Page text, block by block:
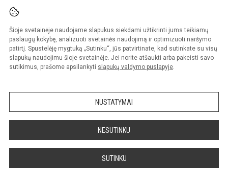
Šioje svetainėje naudojame slapukus siekdami užtikrinti jums teikiamų
paslaugų kokybę, analizuoti svetainės naudojimą ir optimizuoti naršymo
patirtį. Spustelėję mygtuką „Sutinku“, jūs patvirtinate, kad sutinkate su visų
slapukų naudojimu šioje svetainėje. Jei norite atšaukti arba pakeisti savo
sutikimus, prašome apsilankyti slapukų valdymo puslapyje.
NUSTATYMAI
NESUTINKU
SUTINKU
© 2024. Vilniaus Žemynos progimnazija. Visos teisės saugomos.
Kopijuoti turinį be raštiško įstaigos administracijos sutikimo griežtai draudžiama.
Prieinamumo paraiška Slapukų valdymas
Sumanus būdas atnaujinti